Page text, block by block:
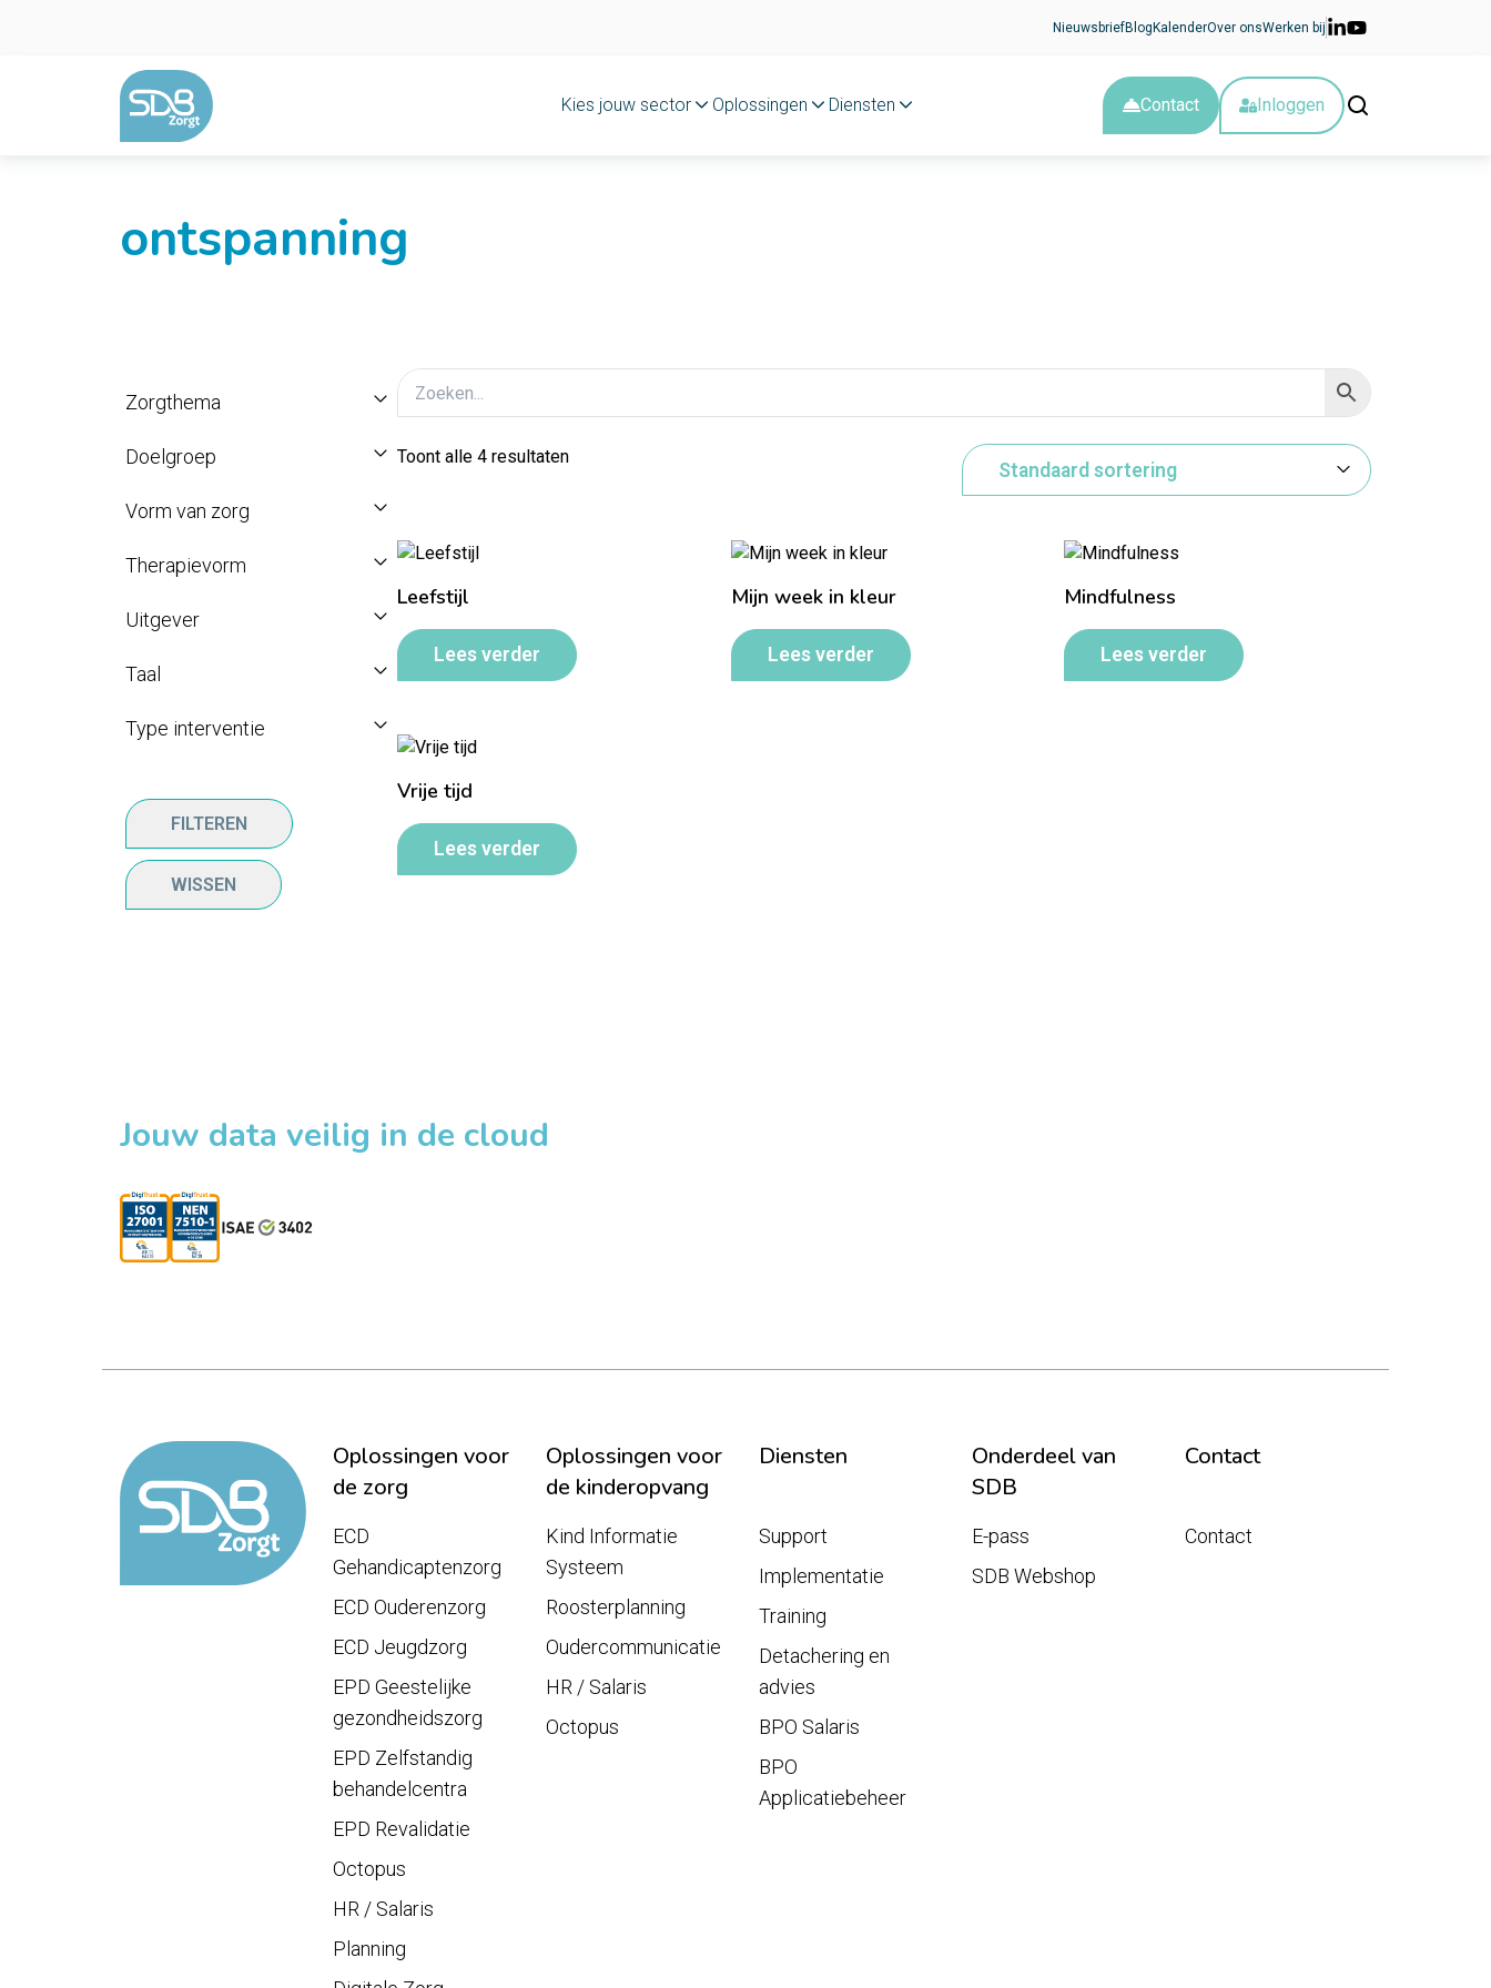
NieuwsbriefBlog KalenderOver onsWerken bij
Kies jouw sector Oplossingen Diensten Contact Inloggen
ontspanning
Zorgthema
Doelgroep
Vorm van zorg
Therapievorm
Uitgever
Taal
Type interventie
FILTEREN
WISSEN
Toont alle 4 resultaten
Leefstijl
Lees verder
Mijn week in kleur
Lees verder
Mindfulness
Lees verder
Vrije tijd
Lees verder
Jouw data veilig in de cloud
Oplossingen voor
de zorg
Oplossingen voor
de kinderopvang
Diensten
Onderdeel van
SDB
Contact
ECD
Gehandicaptenzorg
ECD Ouderenzorg
ECD Jeugdzorg
EPD Geestelijke
gezondheidszorg
EPD Zelfstandig
behandelcentra
EPD Revalidatie
Octopus
HR / Salaris
Planning
Kind Informatie
Systeem
Roosterplanning
Oudercommunicatie
HR / Salaris
Octopus
Support
Implementatie
Training
Detachering en
advies
BPO Salaris
BPO
Applicatiebeheer
E-pass
SDB Webshop
Contact